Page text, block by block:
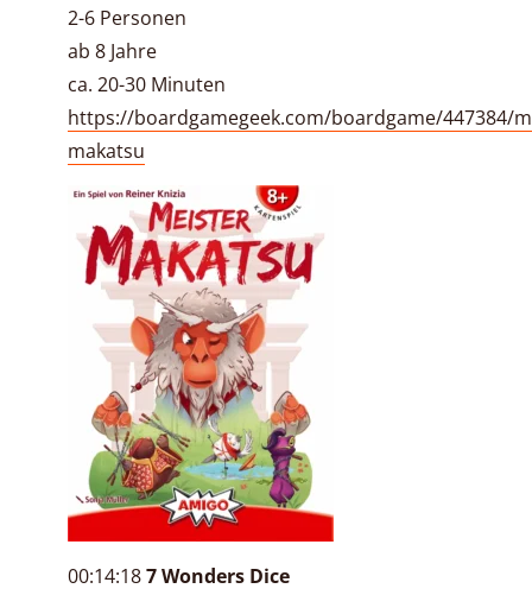
2-6 Personen
ab 8 Jahre
ca. 20-30 Minuten
https://boardgamegeek.com/boardgame/447384/
makatsu
00:14:187 Wonders Dice